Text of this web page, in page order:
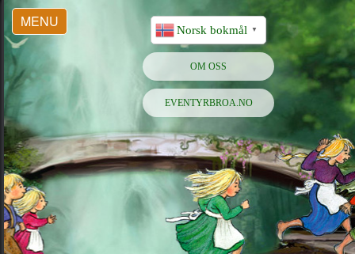
MENU
Norsk bokmål ▼
OM OSS
EVENTYRBROA.NO